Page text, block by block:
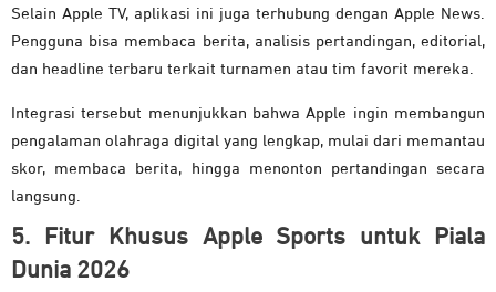
Selain Apple TV, aplikasi ini juga terhubung dengan Apple News.
Pengguna bisa membaca berita, analisis pertandingan, editorial,
dan headline terbaru terkait turnamen atau tim favorit mereka.
Integrasi tersebut menunjukkan bahwa Apple ingin membangun
pengalaman olahraga digital yang lengkap, mulai dari memantau
skor, membaca berita, hingga menonton pertandingan secara
langsung.
5. Fitur Khusus Apple Sports untuk Piala
Dunia 2026